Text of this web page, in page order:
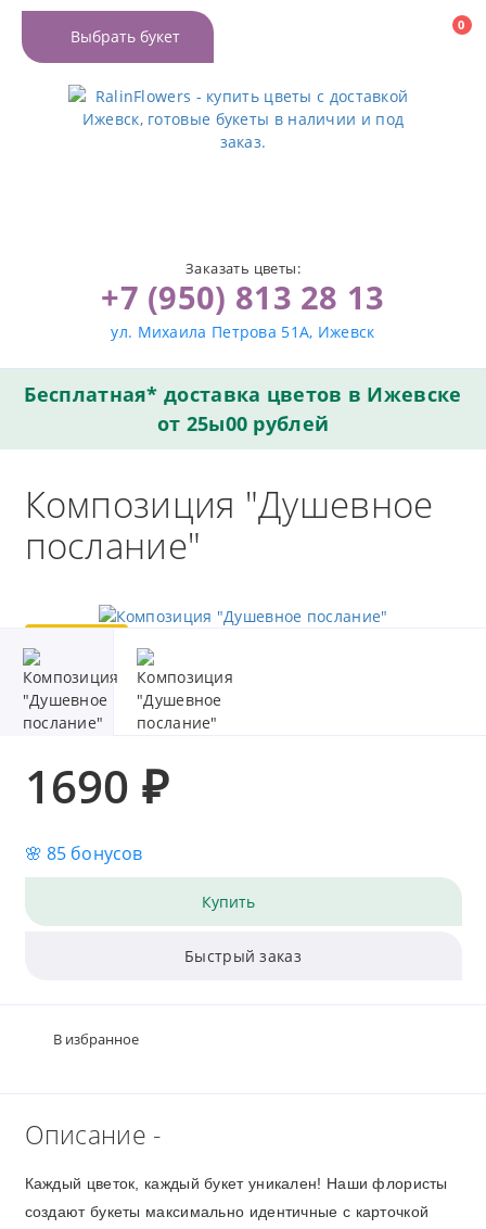
Выбрать букет
0
Заказать цветы:
+7 (950) 813 28 13
ул. Михаила Петрова 51А, Ижевск
Бесплатная* доставка цветов в Ижевске
от 25ы00 рублей
Композиция "Душевное
послание"
1690 ₽
🌸 85 бонусов
Купить
Быстрый заказ
В избранное
Описание -
Каждый цветок, каждый букет уникален! Наши флористы
создают букеты максимально идентичные с карточкой